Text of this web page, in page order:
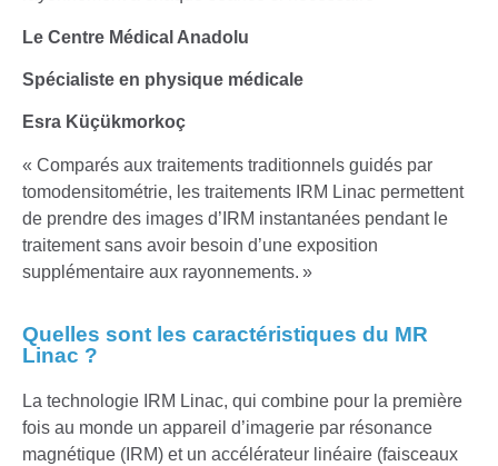
Le Centre Médical Anadolu
Spécialiste en physique médicale
Esra Küçükmorkoç
« Comparés aux traitements traditionnels guidés par
tomodensitométrie, les traitements IRM Linac permettent
de prendre des images d’IRM instantanées pendant le
traitement sans avoir besoin d’une exposition
supplémentaire aux rayonnements. »
Quelles sont les caractéristiques du MR
Linac ?
La technologie IRM Linac, qui combine pour la première
fois au monde un appareil d’imagerie par résonance
magnétique (IRM) et un accélérateur linéaire (faisceaux